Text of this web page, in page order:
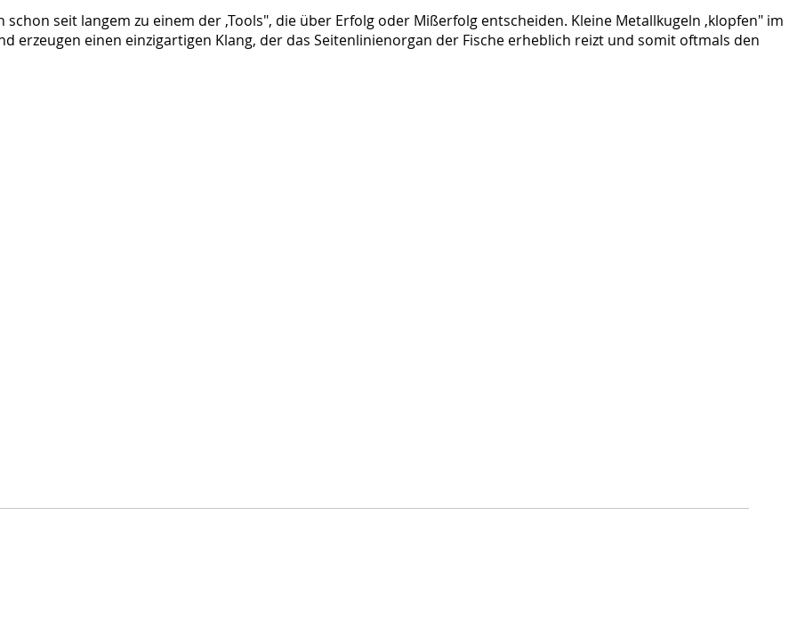
seit langem zu einem der ,Tools", die über Erfolg oder Mißerfolg entscheiden. Kleine Metallkugeln ,klopfen" im
erzeugen einen einzigartigen Klang, der das Seitenlinienorgan der Fische erheblich reizt und somit oftmals den